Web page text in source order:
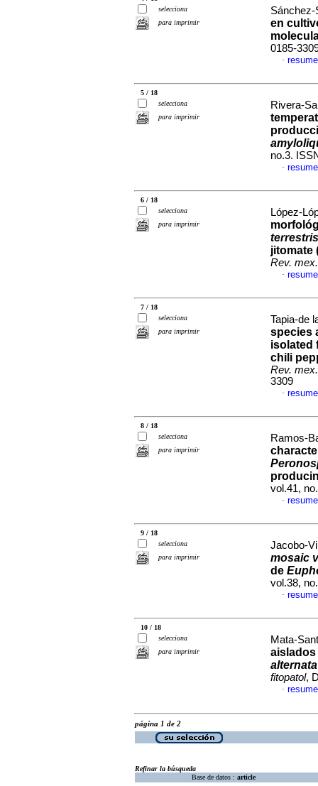
selecciona
para imprimir
en
0185-
·
5 / 18
selecciona
para imprimir
Rivera-
no.3.
·
6 / 18
selecciona
para imprimir
López-
terrestris
jitomate
Rev.
·
7 / 18
selecciona
para imprimir
Tapia-de
species
isolated
chili
Rev.
3309
·
8 / 18
selecciona
para imprimir
Ramos-
vol.41,
·
9 / 18
selecciona
para imprimir
Jacobo-
mosaic
de
vol.38,
·
10 / 18
selecciona
para imprimir
Mata-
alternata
fitopatol,
·
página 1 de 2
Refinar la búsqueda
Base de datos : article